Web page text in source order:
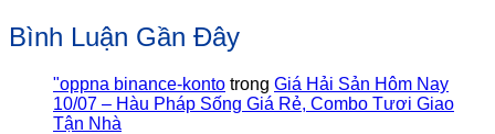
Bình Luận Gần Đây
"oppna binance-konto trong Giá Hải Sản Hôm Nay
10/07 – Hàu Pháp Sống Giá Rẻ, Combo Tươi Giao
Tận Nhà